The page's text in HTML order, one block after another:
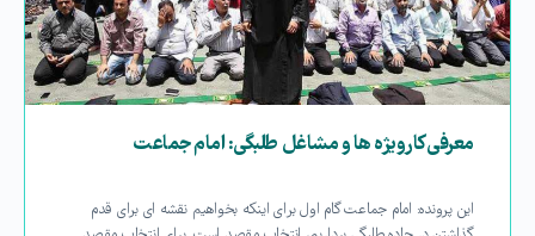
معرفی کارویژه ها و مشاغل طلبگی: امام جماعت
این پرونده: امام جماعت گام اول برای اینکه بخواهیم نقشه ای برای قدم